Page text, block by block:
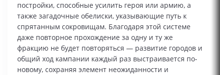
постройки, способные усилить героя или армию, а
также загадочные обелиски, указывающие путь к
спрятанным сокровищам. Благодаря этой системе
даже повторное прохождение за одну и ту же
фракцию не будет повторяться — развитие городов и
общий ход кампании каждый раз выстраивается по-
новому, сохраняя элемент неожиданности и